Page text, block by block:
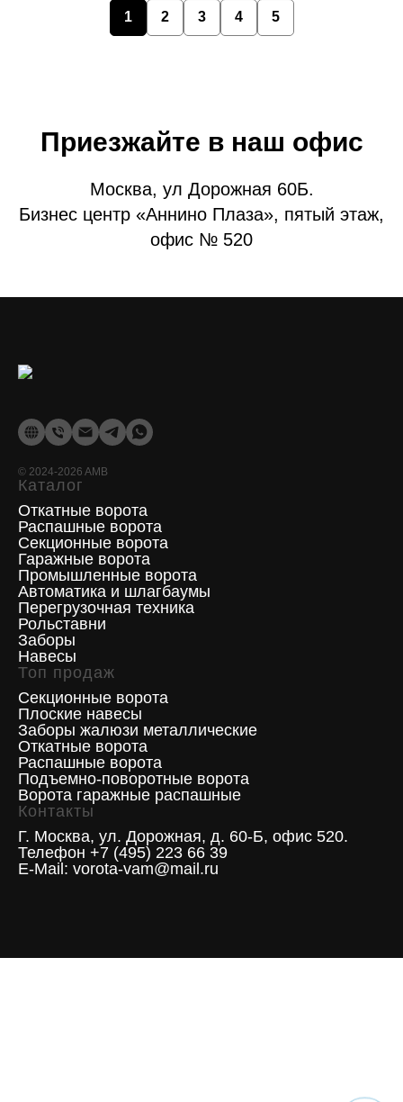
Улавливатель на всю высоту
Отделка (опционально, за
дополнительную плату)
1 2 3 4 5
Приезжайте в наш офис
Москва, ул Дорожная 60Б.
Бизнес центр «Аннино Плаза», пятый этаж,
офис № 520
© 2024-2026 AMB
Каталог
Откатные ворота
Распашные ворота
Секционные ворота
Гаражные ворота
Промышленные ворота
Автоматика и шлагбаумы
Перегрузочная техника
Рольставни
Заборы
Навесы
Топ продаж
Секционные ворота
Плоские навесы
Заборы жалюзи металлические
Откатные ворота
Распашные ворота
Подъемно-поворотные ворота
Ворота гаражные распашные
Контакты
Г. Москва, ул. Дорожная, д. 60-Б, офис 520.
Телефон +7 (495) 223 66 39
E-Mail: vorota-vam@mail.ru